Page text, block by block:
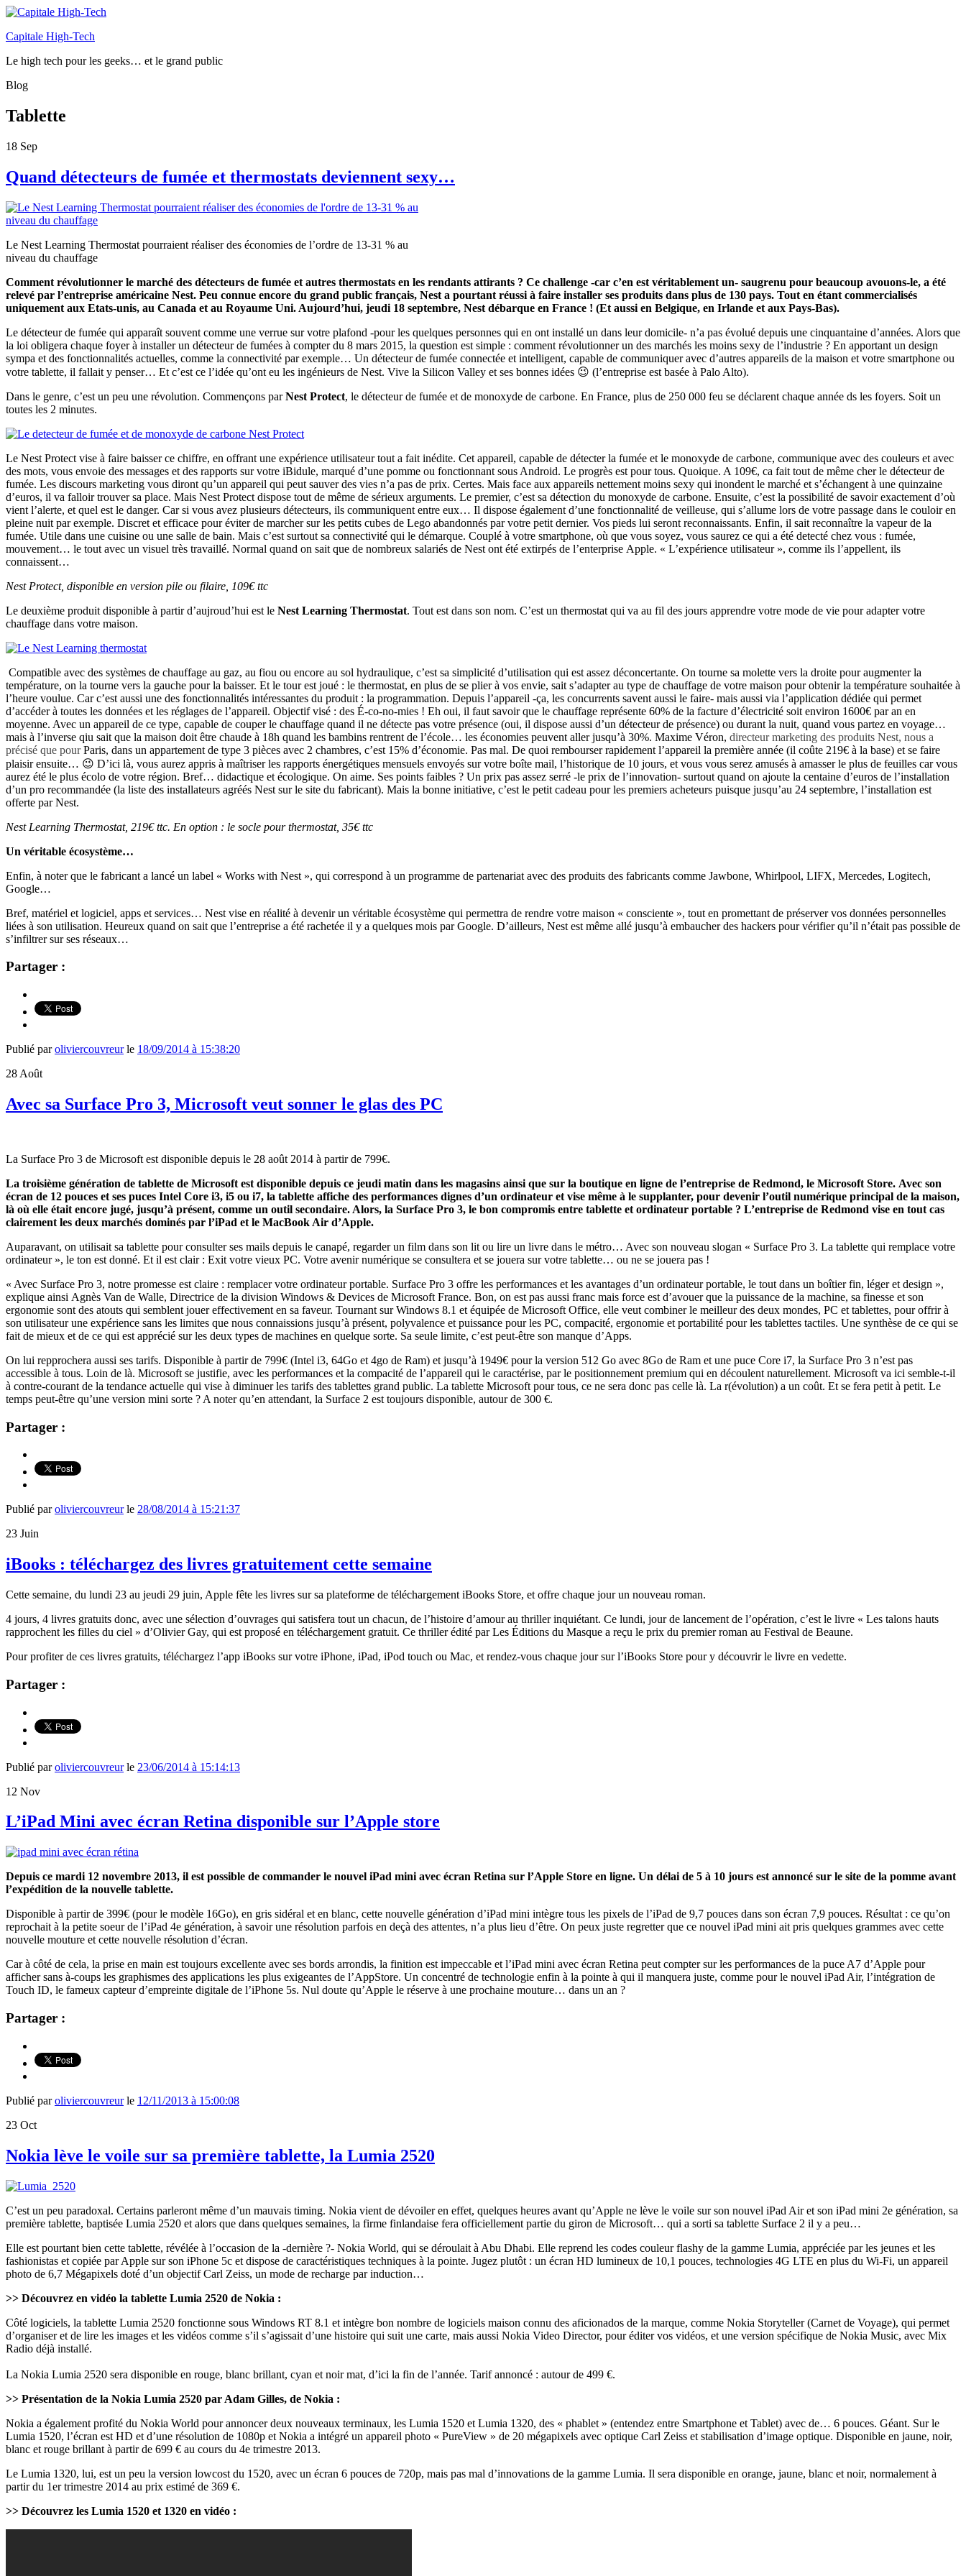
Capitale High-Tech
Le high tech pour les geeks… et le grand public
Blog
Tablette
18 Sep
Quand détecteurs de fumée et thermostats deviennent sexy…
Le Nest Learning Thermostat pourraient réaliser des économies de l’ordre de 13-31 % au
niveau du chauffage
Comment révolutionner le marché des détecteurs de fumée et autres thermostats en les rendants attirants ? Ce challenge -car c’en est véritablement un- saugrenu pour beaucoup avouons-le, a été
relevé par l’entreprise américaine Nest. Peu connue encore du grand public français, Nest a pourtant réussi à faire installer ses produits dans plus de 130 pays. Tout en étant commercialisés
uniquement aux Etats-unis, au Canada et au Royaume Uni. Aujourd’hui, jeudi 18 septembre, Nest débarque en France ! (Et aussi en Belgique, en Irlande et aux Pays-Bas).
Le détecteur de fumée qui apparaît souvent comme une verrue sur votre plafond -pour les quelques personnes qui en ont installé un dans leur domicile- n’a pas évolué depuis une cinquantaine d’années. Alors que
la loi obligera chaque foyer à installer un détecteur de fumées à compter du 8 mars 2015, la question est simple : comment révolutionner un des marchés les moins sexy de l’industrie ? En apportant un design
sympa et des fonctionnalités actuelles, comme la connectivité par exemple… Un détecteur de fumée connectée et intelligent, capable de communiquer avec d’autres appareils de la maison et votre smartphone ou
votre tablette, il fallait y penser… Et c’est ce l’idée qu’ont eu les ingénieurs de Nest. Vive la Silicon Valley et ses bonnes idées 😉 (l’entreprise est basée à Palo Alto).
Dans le genre, c’est un peu une révolution. Commençons parNest Protect, le détecteur de fumée et de monoxyde de carbone. En France, plus de 250 000 feu se déclarent chaque année ds les foyers. Soit un
toutes les 2 minutes.
Le Nest Protect vise à faire baisser ce chiffre, en offrant une expérience utilisateur tout a fait inédite. Cet appareil, capable de détecter la fumée et le monoxyde de carbone, communique avec des couleurs et avec
des mots, vous envoie des messages et des rapports sur votre iBidule, marqué d’une pomme ou fonctionnant sous Android. Le progrès est pour tous. Quoique. A 109€, ca fait tout de même cher le détecteur de
fumée. Les discours marketing vous diront qu’un appareil qui peut sauver des vies n’a pas de prix. Certes. Mais face aux appareils nettement moins sexy qui inondent le marché et s’échangent à une quinzaine
d’euros, il va falloir trouver sa place. Mais Nest Protect dispose tout de même de sérieux arguments. Le premier, c’est sa détection du monoxyde de carbone. Ensuite, c’est la possibilité de savoir exactement d’où
vient l’alerte, et quel est le danger. Car si vous avez plusieurs détecteurs, ils communiquent entre eux… Il dispose également d’une fonctionnalité de veilleuse, qui s’allume lors de votre passage dans le couloir en
pleine nuit par exemple. Discret et efficace pour éviter de marcher sur les petits cubes de Lego abandonnés par votre petit dernier. Vos pieds lui seront reconnaissants. Enfin, il sait reconnaître la vapeur de la
fumée. Utile dans une cuisine ou une salle de bain. Mais c’est surtout sa connectivité qui le démarque. Couplé à votre smartphone, où que vous soyez, vous saurez ce qui a été detecté chez vous : fumée,
mouvement… le tout avec un visuel très travaillé. Normal quand on sait que de nombreux salariés de Nest ont été extirpés de l’enterprise Apple. « L’expérience utilisateur », comme ils l’appellent, ils
connaissent…
Nest Protect, disponible en version pile ou filaire, 109€ ttc
Le deuxième produit disponible à partir d’aujroud’hui est le Nest Learning Thermostat. Tout est dans son nom. C’est un thermostat qui va au fil des jours apprendre votre mode de vie pour adapter votre
chauffage dans votre maison.
Compatible avec des systèmes de chauffage au gaz, au fiou ou encore au sol hydraulique, c’est sa simplicité d’utilisation qui est assez déconcertante. On tourne sa molette vers la droite pour augmenter la
température, on la tourne vers la gauche pour la baisser. Et le tour est joué : le thermostat, en plus de se plier à vos envie, sait s’adapter au type de chauffage de votre maison pour obtenir la température souhaitée à
l’heure voulue. Car c’est aussi une des fonctionnalités intéressantes du produit : la programmation. Depuis l’appareil -ça, les concurrents savent aussi le faire- mais aussi via l’application dédiée qui permet
d’accéder à toutes les données et les réglages de l’appareil. Objectif visé : des É-co-no-mies ! Eh oui, il faut savoir que le chauffage représente 60% de la facture d’électricité soit environ 1600€ par an en
moyenne. Avec un appareil de ce type, capable de couper le chauffage quand il ne détecte pas votre présence (oui, il dispose aussi d’un détecteur de présence) ou durant la nuit, quand vous partez en voyage…
mais à l’inverse qiu sait que la maison doit être chaude à 18h quand les bambins rentrent de l’école… les économies peuvent aller jusqu’à 30%. Maxime Véron, directeur marketing des produits Nest, nous a
précisé que pourParis, dans un appartement de type 3 pièces avec 2 chambres, c’est 15% d’économie. Pas mal. De quoi rembourser rapidement l’appareil la première année (il coûte 219€ à la base) et se faire
plaisir ensuite… 😉 D’ici là, vous aurez appris à maîtriser les rapports énergétiques mensuels envoyés sur votre boîte mail, l’historique de 10 jours, et vous vous serez amusés à amasser le plus de feuilles car vous
aurez été le plus écolo de votre région. Bref… didactique et écologique. On aime. Ses points faibles ? Un prix pas assez serré -le prix de l’innovation- surtout quand on ajoute la centaine d’euros de l’installation
d’un pro recommandée (la liste des installateurs agréés Nest sur le site du fabricant). Mais la bonne initiative, c’est le petit cadeau pour les premiers acheteurs puisque jusqu’au 24 septembre, l’installation est
offerte par Nest.
Nest Learning Thermostat, 219€ ttc. En option : le socle pour thermostat, 35€ ttc
Un véritable écosystème…
Enfin, à noter que le fabricant a lancé un label « Works with Nest », qui correspond à un programme de partenariat avec des produits des fabricants comme Jawbone, Whirlpool, LIFX, Mercedes, Logitech,
Google…
Bref, matériel et logiciel, apps et services… Nest vise en réalité à devenir un véritable écosystème qui permettra de rendre votre maison « consciente », tout en promettant de préserver vos données personnelles
liées à son utilisation. Heureux quand on sait que l’entreprise a été rachetée il y a quelques mois par Google. D’ailleurs, Nest est même allé jusqu’à embaucher des hackers pour vérifier qu’il n’était pas possible de
s’infiltrer sur ses réseaux…
Partager :
Publié paroliviercouvreurle 18/09/2014 à 15:38:20
28 Août
Avec sa Surface Pro 3, Microsoft veut sonner le glas des PC
La Surface Pro 3 de Microsoft est disponible depuis le 28 août 2014 à partir de 799€.
La troisième génération de tablette de Microsoft est disponible depuis ce jeudi matin dans les magasins ainsi que sur la boutique en ligne de l’entreprise de Redmond, le Microsoft Store. Avec son
écran de 12 pouces et ses puces Intel Core i3, i5 ou i7, la tablette affiche des performances dignes d’un ordinateur et vise même à le supplanter, pour devenir l’outil numérique principal de la maison,
là où elle était encore jugé, jusqu’à présent, comme un outil secondaire. Alors, la Surface Pro 3, le bon compromis entre tablette et ordinateur portable ? L’entreprise de Redmond vise en tout cas
clairement les deux marchés dominés par l’iPad et le MacBook Air d’Apple.
Auparavant, on utilisait sa tablette pour consulter ses mails depuis le canapé, regarder un film dans son lit ou lire un livre dans le métro… Avec son nouveau slogan « Surface Pro 3. La tablette qui remplace votre
ordinateur », le ton est donné. Et il est clair : Exit votre vieux PC. Votre avenir numérique se consultera et se jouera sur votre tablette… ou ne se jouera pas !
« Avec Surface Pro 3, notre promesse est claire : remplacer votre ordinateur portable. Surface Pro 3 offre les performances et les avantages d’un ordinateur portable, le tout dans un boîtier fin, léger et design »,
explique ainsi Agnès Van de Walle, Directrice de la division Windows & Devices de Microsoft France. Bon, on est pas aussi franc mais force est d’avouer que la puissance de la machine, sa finesse et son
ergonomie sont des atouts qui semblent jouer effectivement en sa faveur. Tournant sur Windows 8.1 et équipée de Microsoft Office, elle veut combiner le meilleur des deux mondes, PC et tablettes, pour offrir à
son utilisateur une expérience sans les limites que nous connaissions jusqu’à présent, polyvalence et puissance pour les PC, compacité, ergonomie et portabilité pour les tablettes tactiles. Une synthèse de ce qui se
fait de mieux et de ce qui est apprécié sur les deux types de machines en quelque sorte. Sa seule limite, c’est peut-être son manque d’Apps.
On lui repprochera aussi ses tarifs. Disponible à partir de 799€ (Intel i3, 64Go et 4go de Ram) et jusqu’à 1949€ pour la version 512 Go avec 8Go de Ram et une puce Core i7, la Surface Pro 3 n’est pas
accessible à tous. Loin de là. Microsoft se justifie, avec les performances et la compacité de l’appareil qui le caractérise, par le positionnement premium qui en découlent naturellement. Microsoft va ici semble-t-il
à contre-courant de la tendance actuelle qui vise à diminuer les tarifs des tablettes grand public. La tablette Microsoft pour tous, ce ne sera donc pas celle là. La r(évolution) a un coût. Et se fera petit à petit. Le
temps peut-être qu’une version mini sorte ? A noter qu’en attendant, la Surface 2 est toujours disponible, autour de 300 €.
Partager :
Publié paroliviercouvreurle 28/08/2014 à 15:21:37
23 Juin
iBooks : téléchargez des livres gratuitement cette semaine
Cette semaine, du lundi 23 au jeudi 29 juin, Apple fête les livres sur sa plateforme de téléchargement iBooks Store, et offre chaque jour un nouveau roman.
4 jours, 4 livres gratuits donc, avec une sélection d’ouvrages qui satisfera tout un chacun, de l’histoire d’amour au thriller inquiétant. Ce lundi, jour de lancement de l’opération, c’est le livre « Les talons hauts
rapprochent les filles du ciel » d’Olivier Gay, qui est proposé en téléchargement gratuit. Ce thriller édité par Les Éditions du Masque a reçu le prix du premier roman au Festival de Beaune.
Pour profiter de ces livres gratuits, téléchargez l’app iBooks sur votre iPhone, iPad, iPod touch ou Mac, et rendez-vous chaque jour sur l’iBooks Store pour y découvrir le livre en vedette.
Partager :
Publié paroliviercouvreurle 23/06/2014 à 15:14:13
12 Nov
L’iPad Mini avec écran Retina disponible sur l’Apple store
Depuis ce mardi 12 novembre 2013, il est possible de commander le nouvel iPad mini avec écran Retina sur l’Apple Store en ligne. Un délai de 5 à 10 jours est annoncé sur le site de la pomme avant
l’expédition de la nouvelle tablette.
Disponible à partir de 399€ (pour le modèle 16Go), en gris sidéral et en blanc, cette nouvelle génération d’iPad mini intègre tous les pixels de l’iPad de 9,7 pouces dans son écran 7,9 pouces. Résultat : ce qu’on
reprochait à la petite soeur de l’iPad 4e génération, à savoir une résolution parfois en deçà des attentes, n’a plus lieu d’être. On peux juste regretter que ce nouvel iPad mini ait pris quelques grammes avec cette
nouvelle mouture et cette nouvelle résolution d’écran.
Car à côté de cela, la prise en main est toujours excellente avec ses bords arrondis, la finition est impeccable et l’iPad mini avec écran Retina peut compter sur les performances de la puce A7 d’Apple pour
afficher sans à-coups les graphismes des applications les plus exigeantes de l’AppStore. Un concentré de technologie enfin à la pointe à qui il manquera juste, comme pour le nouvel iPad Air, l’intégration de
Touch ID, le fameux capteur d’empreinte digitale de l’iPhone 5s. Nul doute qu’Apple le réserve à une prochaine mouture… dans un an ?
Partager :
Publié paroliviercouvreurle 12/11/2013 à 15:00:08
23 Oct
Nokia lève le voile sur sa première tablette, la Lumia 2520
C’est un peu paradoxal. Certains parleront même d’un mauvais timing. Nokia vient de dévoiler en effet, quelques heures avant qu’Apple ne lève le voile sur son nouvel iPad Air et son iPad mini 2e génération, sa
première tablette, baptisée Lumia 2520 et alors que dans quelques semaines, la firme finlandaise fera officiellement partie du giron de Microsoft… qui a sorti sa tablette Surface 2 il y a peu…
Elle est pourtant bien cette tablette, révélée à l’occasion de la -dernière ?- Nokia World, qui se déroulait à Abu Dhabi. Elle reprend les codes couleur flashy de la gamme Lumia, appréciée par les jeunes et les
fashionistas et copiée par Apple sur son iPhone 5c et dispose de caractéristiques techniques à la pointe. Jugez plutôt : un écran HD lumineux de 10,1 pouces, technologies 4G LTE en plus du Wi-Fi, un appareil
photo de 6,7 Mégapixels doté d’un objectif Carl Zeiss, un mode de recharge par induction…
>> Découvrez en vidéo la tablette Lumia 2520 de Nokia :
Côté logiciels, la tablette Lumia 2520 fonctionne sous Windows RT 8.1 et intègre bon nombre de logiciels maison connu des aficionados de la marque, comme Nokia Storyteller (Carnet de Voyage), qui permet
d’organiser et de lire les images et les vidéos comme s’il s’agissait d’une histoire qui suit une carte, mais aussi Nokia Video Director, pour éditer vos vidéos, et une version spécifique de Nokia Music, avec Mix
Radio déjà installé.
La Nokia Lumia 2520 sera disponible en rouge, blanc brillant, cyan et noir mat, d’ici la fin de l’année. Tarif annoncé : autour de 499 €.
>> Présentation de la Nokia Lumia 2520 par Adam Gilles, de Nokia :
Nokia a également profité du Nokia World pour annoncer deux nouveaux terminaux, les Lumia 1520 et Lumia 1320, des « phablet » (entendez entre Smartphone et Tablet) avec de… 6 pouces. Géant. Sur le
Lumia 1520, l’écran est HD et d’une résolution de 1080p et Nokia a intégré un appareil photo « PureView » de 20 mégapixels avec optique Carl Zeiss et stabilisation d’image optique. Disponible en jaune, noir,
blanc et rouge brillant à partir de 699 € au cours du 4e trimestre 2013.
Le Lumia 1320, lui, est un peu la version lowcost du 1520, avec un écran 6 pouces de 720p, mais pas mal d’innovations de la gamme Lumia. Il sera disponible en orange, jaune, blanc et noir, normalement à
partir du 1er trimestre 2014 au prix estimé de 369 €.
>> Découvrez les Lumia 1520 et 1320 en vidéo :